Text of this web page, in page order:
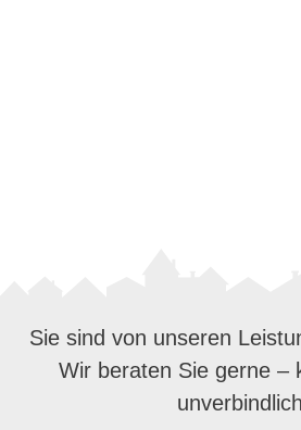
Sie sind von unseren
Wir beraten Sie gerne –